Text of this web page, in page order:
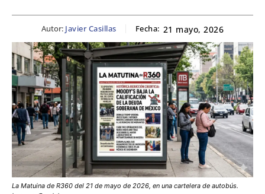
Autor: Javier Casillas Fecha: 21 mayo, 2026
La Matuina de R360 del 21 de mayo de 2026, en una cartelera de autobús.